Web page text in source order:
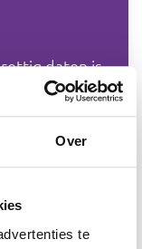
Over
te
daten is
daten en
wat